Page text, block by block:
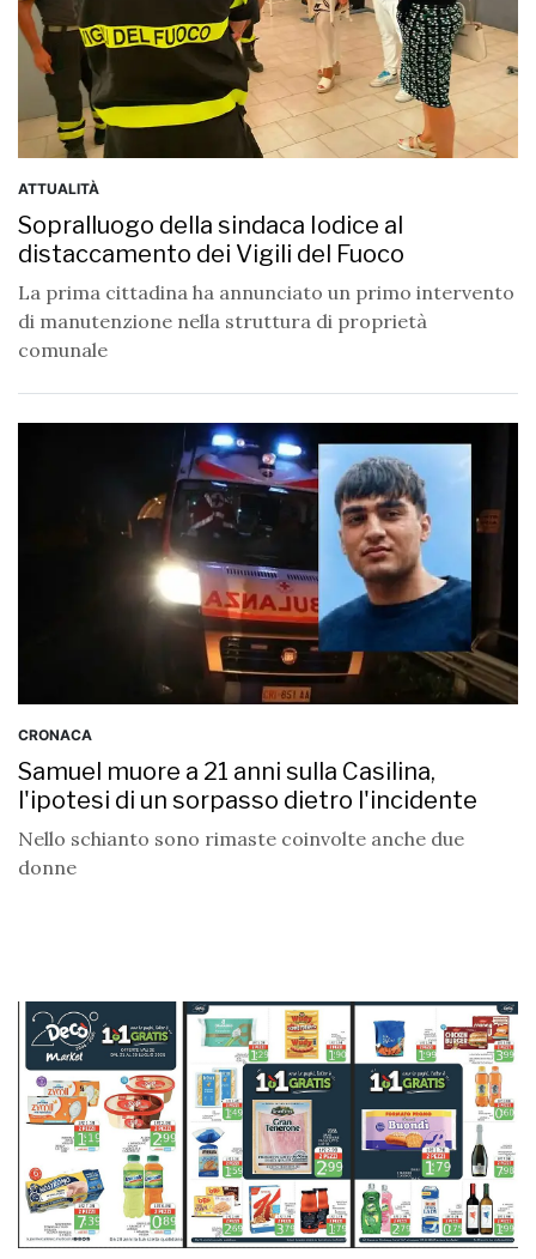
ATTUALITÀ
Sopralluogo della sindaca Iodice al
distaccamento dei Vigili del Fuoco
La prima cittadina ha annunciato un primo intervento
di manutenzione nella struttura di proprietà
comunale
CRONACA
Samuel muore a 21 anni sulla Casilina,
l'ipotesi di un sorpasso dietro l'incidente
Nello schianto sono rimaste coinvolte anche due
donne